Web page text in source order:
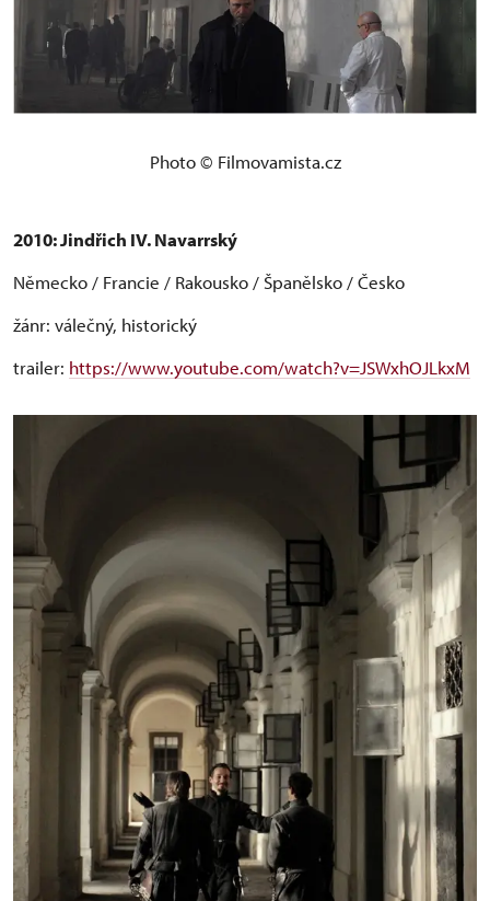
Photo © Filmovamista.cz
2010:Jindřich IV. Navarrský
Německo / Francie / Rakousko / Španělsko / Česko
žánr: válečný, historický
trailer: https://www.youtube.com/watch?v=JSWxhOJLkxM